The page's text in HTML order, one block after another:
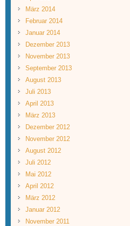
März 2014
Februar 2014
Januar 2014
Dezember 2013
November 2013
September 2013
August 2013
Juli 2013
April 2013
März 2013
Dezember 2012
November 2012
August 2012
Juli 2012
Mai 2012
April 2012
März 2012
Januar 2012
November 2011